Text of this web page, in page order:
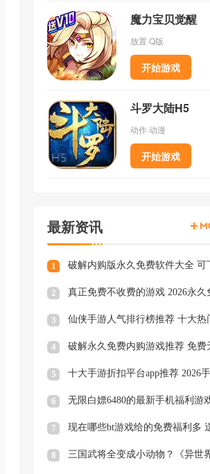
魔力宝贝觉醒
放置·Q版
开始游戏
斗罗大陆H5
动作·动漫
开始游戏
最新资讯
1
2
3
4
5
6
7
8